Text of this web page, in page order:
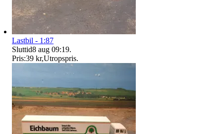
Lastbil - 1:87
Sluttid8 aug 09:19.
Pris:39 kr,Utropspris.